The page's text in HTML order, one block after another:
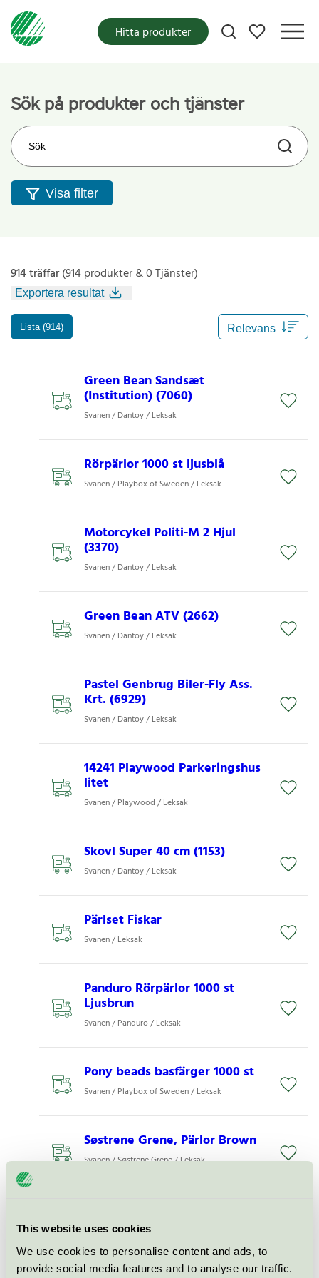
This website uses cookies
We use cookies to personalise content and ads, to
provide social media features and to analyse our traffic.
Mina favoriter
Hitta produkter
Sök på produkter och tjänster
Sök på webbplatsen
Visa filter
914 träffar(914 produkter & 0 Tjänster)
Exportera resultat
Lista (914)
Green Bean Sandsæt
(Institution) (7060)
Svanen / Dantoy / Leksak
Rörpärlor 1000 st ljusblå
Svanen / Playbox of Sweden / Leksak
Motorcykel Politi-M 2 Hjul
(3370)
Svanen / Dantoy / Leksak
Green Bean ATV (2662)
Svanen / Dantoy / Leksak
Pastel Genbrug Biler-Fly Ass.
Krt. (6929)
Svanen / Dantoy / Leksak
14241 Playwood Parkeringshus
litet
Svanen / Playwood / Leksak
Skovl Super 40 cm (1153)
Svanen / Dantoy / Leksak
Pärlset Fiskar
Svanen / Leksak
Panduro Rörpärlor 1000 st
Ljusbrun
Svanen / Panduro / Leksak
Pony beads basfärger 1000 st
Svanen / Playbox of Sweden / Leksak
Søstrene Grene, Pärlor Brown
Svanen / Søstrene Grene / Leksak
(Institution) (6993)
Svanen / Dantoy / Leksak